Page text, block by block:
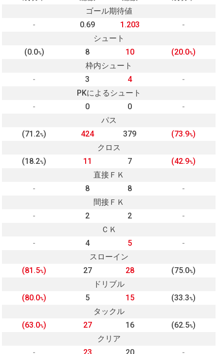
ゴール期待値
-
0.69 1.203
-
シュート
(0.0%) 8 10 (20.0%)
枠内シュート
-
3 4
-
PKによるシュート
-
0 0
-
パス
(71.2%) 424 379 (73.9%)
クロス
(18.2%) 11 7 (42.9%)
直接ＦＫ
-
8 8
-
間接ＦＫ
-
2 2
-
ＣＫ
-
4 5
-
スローイン
(81.5%) 27 28 (75.0%)
ドリブル
(80.0%) 5 15 (33.3%)
タックル
(63.0%) 27 16 (62.5%)
クリア